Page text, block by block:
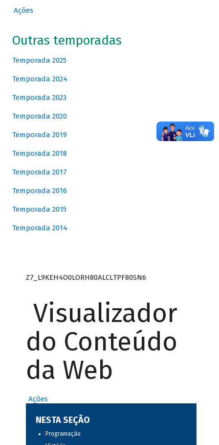
Ações
Outras temporadas
Temporada 2025
Temporada 2024
Temporada 2023
Temporada 2020
Temporada 2019
Temporada 2018
Temporada 2017
Temporada 2016
Temporada 2015
Temporada 2014
Z7_L9KEH4O0LORH80ALCLTPF80SN6
Visualizador
do Conteúdo
da Web
Ações
NESTA SEÇÃO
Programação